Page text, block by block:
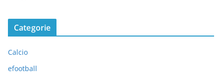
Categorie
Calcio
efootball